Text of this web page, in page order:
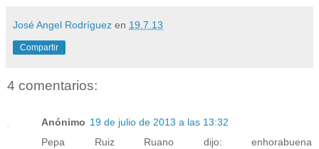
José Angel Rodríguez en 19.7.13
Compartir
4 comentarios:
Anónimo 19 de julio de 2013 a las 13:32
Pepa Ruiz Ruano dijo: enhorabuena